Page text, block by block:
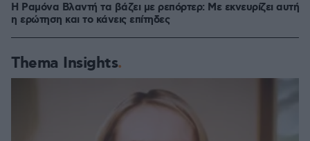
Η Ραμόνα Βλαντή τα βάζει με ρεπόρτερ: Με εκνευρίζει αυτή
η ερώτηση και το κάνεις επίτηδες
Thema Insights